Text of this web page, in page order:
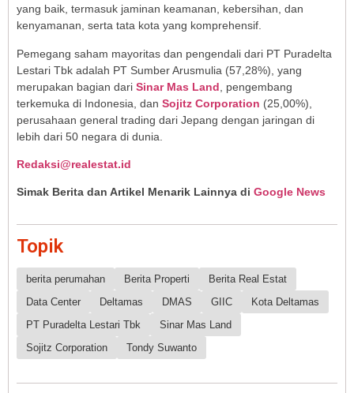
yang baik, termasuk jaminan keamanan, kebersihan, dan
kenyamanan, serta tata kota yang komprehensif.
Pemegang saham mayoritas dan pengendali dari PT Puradelta
Lestari Tbk adalah PT Sumber Arusmulia (57,28%), yang
merupakan bagian dari Sinar Mas Land , pengembang
terkemuka di Indonesia, dan Sojitz Corporation (25,00%),
perusahaan general trading dari Jepang dengan jaringan di
lebih dari 50 negara di dunia.
Redaksi@realestat.id
Simak Berita dan Artikel Menarik Lainnya di Google News
Topik
berita perumahan Berita Properti
Berita Real Estat
Data Center
Deltamas DMAS GIIC
Kota Deltamas
PT Puradelta Lestari Tbk
Sinar Mas Land
Sojitz Corporation
Tondy Suwanto